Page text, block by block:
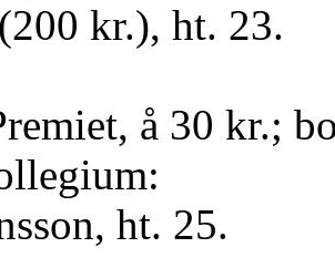
kr.), ht. 23.
å 30 kr.;
ht. 25.